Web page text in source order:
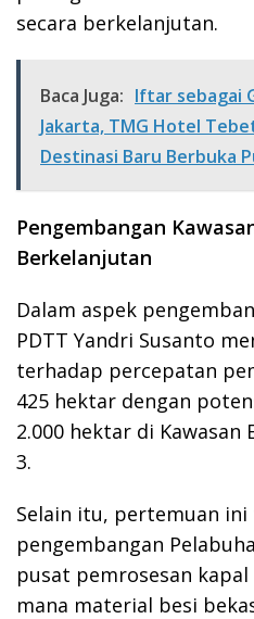
secara berkelanjutan.
Baca Juga: Iftar sebagai
Jakarta, TMG Hotel
Destinasi Baru Berbuka
Pengembangan
Berkelanjutan
Dalam aspek
PDTT Yandri Susanto
terhadap percepatan
425 hektar dengan
2.000 hektar di Kawasan
3.
Selain itu, pertemuan
pengembangan
pusat pemrosesan kapal
mana material besi